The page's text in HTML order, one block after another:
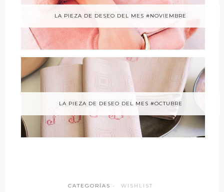
LA PIEZA DE DESEO DEL MES #NOVIEMBRE
LA PIEZA DE DESEO DEL MES #OCTUBRE
CATEGORÍAS · WISHLIST